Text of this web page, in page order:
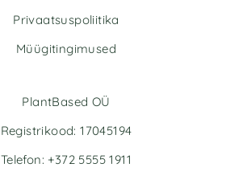
Privaatsuspoliitika
Müügitingimused
PlantBased OÜ
Registrikood: 17045194
Telefon: +372 5555 1911